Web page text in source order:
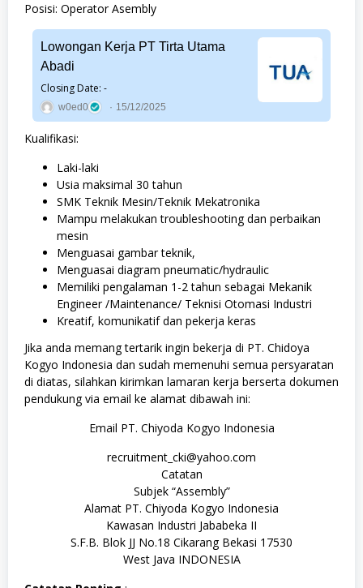
Posisi: Operator Asembly
Lowongan Kerja PT Tirta Utama
Abadi
Closing Date: -
w0ed0 15/12/2025
Kualifikasi:
Laki-laki
Usia maksimal 30 tahun
SMK Teknik Mesin/Teknik Mekatronika
Mampu melakukan troubleshooting dan perbaikan
mesin
Menguasai gambar teknik,
Menguasai diagram pneumatic/hydraulic
Memiliki pengalaman 1-2 tahun sebagai Mekanik
Engineer /Maintenance/ Teknisi Otomasi Industri
Kreatif, komunikatif dan pekerja keras
Jika anda memang tertarik ingin bekerja di PT. Chidoya
Kogyo Indonesia dan sudah memenuhi semua persyaratan
di diatas, silahkan kirimkan lamaran kerja berserta dokumen
pendukung via email ke alamat dibawah ini:
Email PT. Chiyoda Kogyo Indonesia
recruitment_cki@yahoo.com
Catatan
Subjek “Assembly”
Alamat PT. Chiyoda Kogyo Indonesia
Kawasan Industri Jababeka II
S.F.B. Blok JJ No.18 Cikarang Bekasi 17530
West Java INDONESIA